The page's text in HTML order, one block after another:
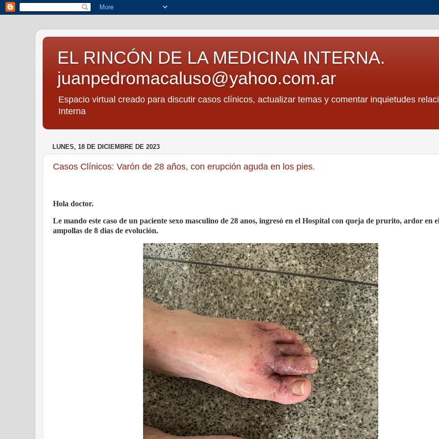
EL RINCÓN DE LA MEDICINA INTERNA.
juanpedromacaluso@yahoo.com.ar
Espacio virtual creado para discutir casos clínicos, actualizar temas y comentar inquietudes
Interna
LUNES, 18 DE DICIEMBRE DE 2023
Casos Clínicos: Varón de 28 años, con erupción aguda en los pies.
Hola doctor.
Le mando este caso de un paciente sexo masculino de 28 anos, ingresó en el Hospital con queja de prurito, ardor en
ampollas de 8 dias de evolución.